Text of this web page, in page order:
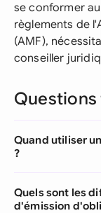
se conformer
règlements de
(AMF),
conseiller
Quand utiliser
?
Quels sont les
d'émission